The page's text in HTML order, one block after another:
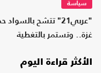
سياسة
"عربي21" تتشح
غزة.. وتستمر بالتغطية
الأكثر قراءة اليوم